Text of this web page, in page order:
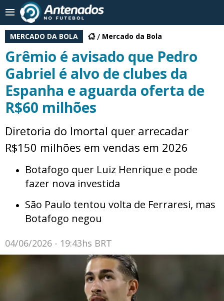
MERCADO DA BOLA Mercado da Bola
Grêmio é avisado que Pedro
Gabriel é alvo de clubes da
Espanha e aguarda oferta de
R$60 milhões
Diretoria do Imortal quer arrecadar
R$150 milhões em vendas em 2026
Botafogo quer Luiz Henrique e pode
fazer nova investida
São Paulo tentou volta de Ferraresi, mas
Botafogo negou
04/06/2026 - 19:43hs BRT